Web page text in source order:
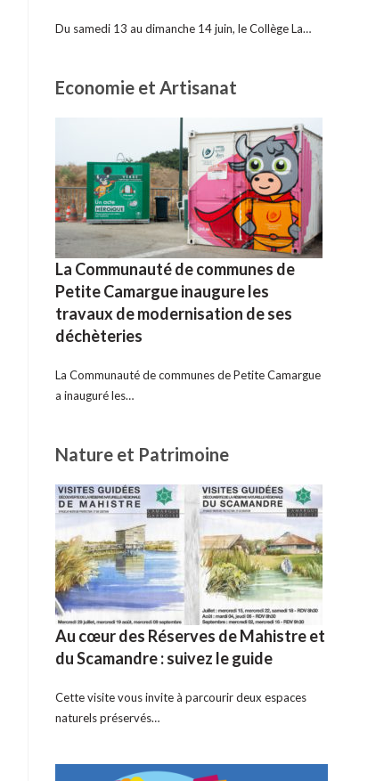
Du samedi 13 au dimanche 14 juin, le Collège La…
Economie et Artisanat
La Communauté de communes de
Petite Camargue inaugure les
travaux de modernisation de ses
déchèteries
La Communauté de communes de Petite Camargue
a inauguré les…
Nature et Patrimoine
Au cœur des Réserves de Mahistre et
du Scamandre : suivez le guide
Cette visite vous invite à parcourir deux espaces
naturels préservés…